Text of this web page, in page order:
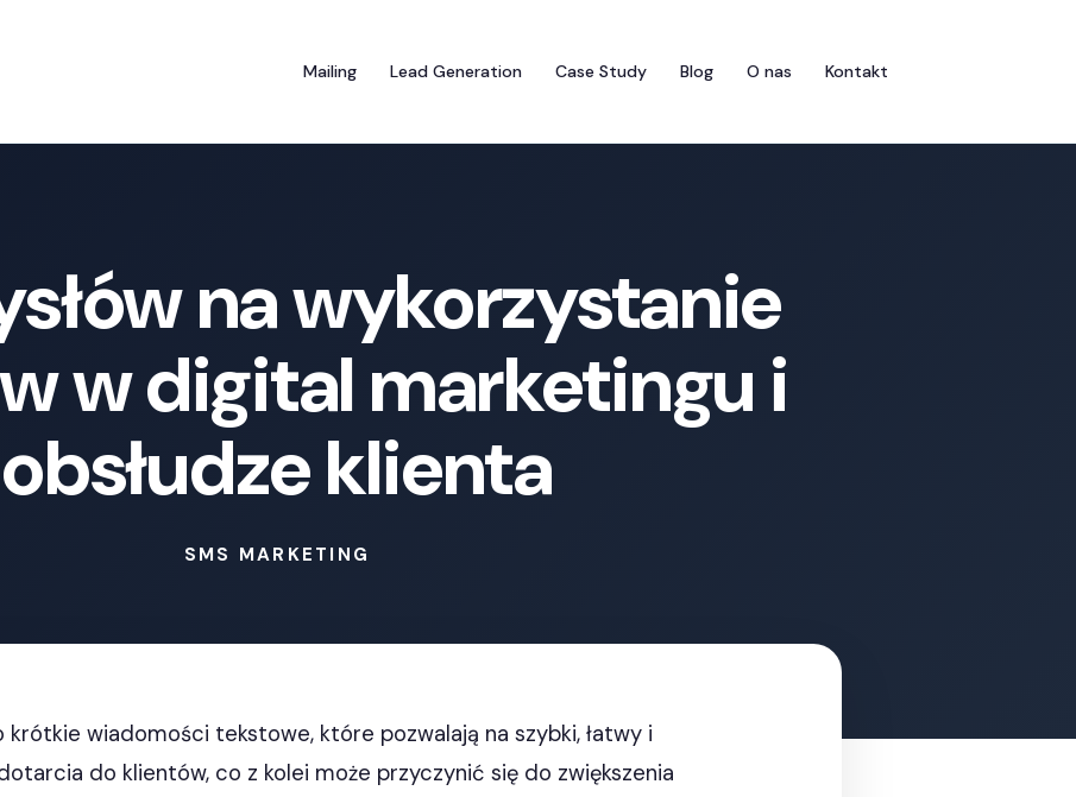
Mailing Lead Generation Case Study Blog O nas Kontakt
na wykorzystanie
w digital marketingu i
obsłudze klienta
SMS MARKETING
krótkie wiadomości tekstowe, które pozwalają na szybki, łatwy i
do klientów, co z kolei może przyczynić się do zwiększenia